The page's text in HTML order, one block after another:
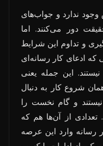
ندارد و جواب‌های
دور می‌کنند. اما
و تداوم این شرایط
که ادعای کار رسانه‌ای
این جمله یعنی
شروع کار به دنبال
و گام نخست را
تعدادی از آن‌ها هم که
رسانه وارد این عرصه